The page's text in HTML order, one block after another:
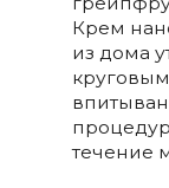
Крем
из дома
течение